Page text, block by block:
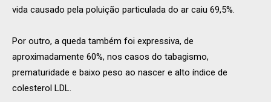
vida causado pela poluição particulada do ar caiu 69,5%.
Por outro, a queda também foi expressiva, de
aproximadamente 60%, nos casos do tabagismo,
prematuridade e baixo peso ao nascer e alto índice de
colesterol LDL.